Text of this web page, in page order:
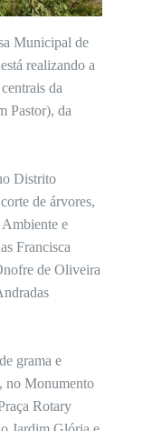
Municipal de
realizando a
da
Pastor), da
Distrito
de árvores,
e
Francisca
de Oliveira
grama e
no Monumento
Rotary